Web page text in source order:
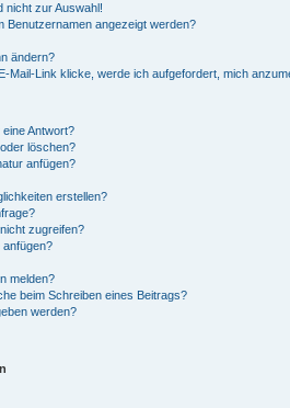
nicht zur Auswahl!
Benutzernamen angezeigt werden?
ändern?
Mail-Link klicke, werde ich aufgefordert, mich
Antwort?
löschen?
anfügen?
erstellen?
zugreifen?
anfügen?
melden?
beim Schreiben eines Beitrags?
werden?